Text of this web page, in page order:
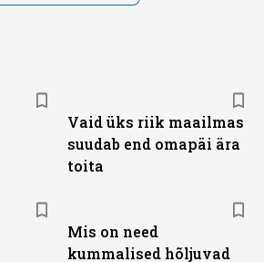
Vaid üks riik maailmas
suudab end omapäi ära
toita
Mis on need
kummalised hõljuvad